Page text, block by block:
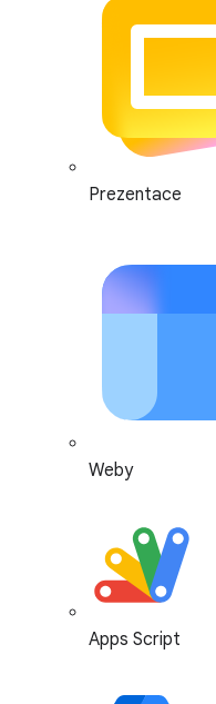
Prezentace
Weby
Apps Script